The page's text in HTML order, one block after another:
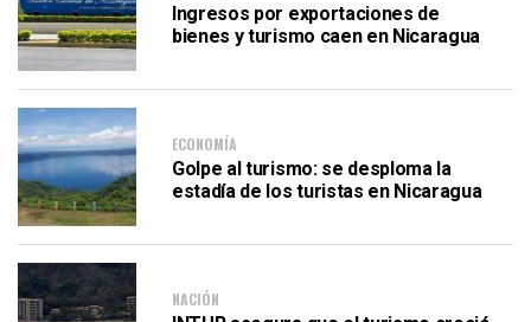
Ingresos por exportaciones de
bienes y turismo caen en Nicaragua
ECONOMÍA
Golpe al turismo: se desploma la
estadía de los turistas en Nicaragua
NACIÓN